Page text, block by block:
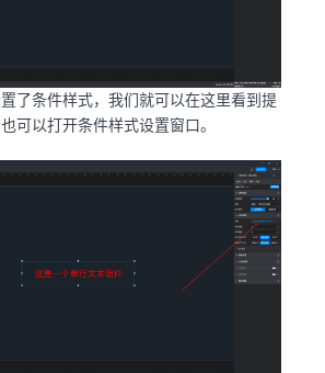
了条件样式，我们就可以在这里看到提
可以打开条件样式设置窗口。